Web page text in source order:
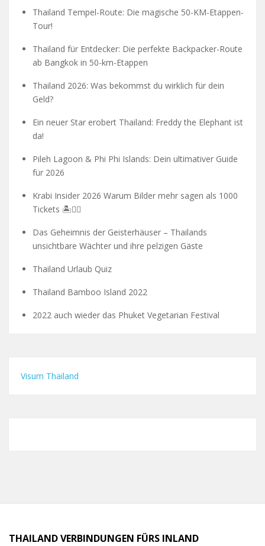
Thailand Tempel-Route: Die magische 50-KM-Etappen-
Tour!
Thailand für Entdecker: Die perfekte Backpacker-Route
ab Bangkok in 50-km-Etappen
Thailand 2026: Was bekommst du wirklich für dein
Geld?
Ein neuer Star erobert Thailand: Freddy the Elephant ist
da!
Pileh Lagoon & Phi Phi Islands: Dein ultimativer Guide
für 2026
Krabi Insider 2026 Warum Bilder mehr sagen als 1000
Tickets 🏝️🧗‍♂️
Das Geheimnis der Geisterhäuser – Thailands
unsichtbare Wächter und ihre pelzigen Gäste
Thailand Urlaub Quiz
Thailand Bamboo Island 2022
2022 auch wieder das Phuket Vegetarian Festival
Visum Thailand
THAILAND VERBINDUNGEN FÜRS INLAND